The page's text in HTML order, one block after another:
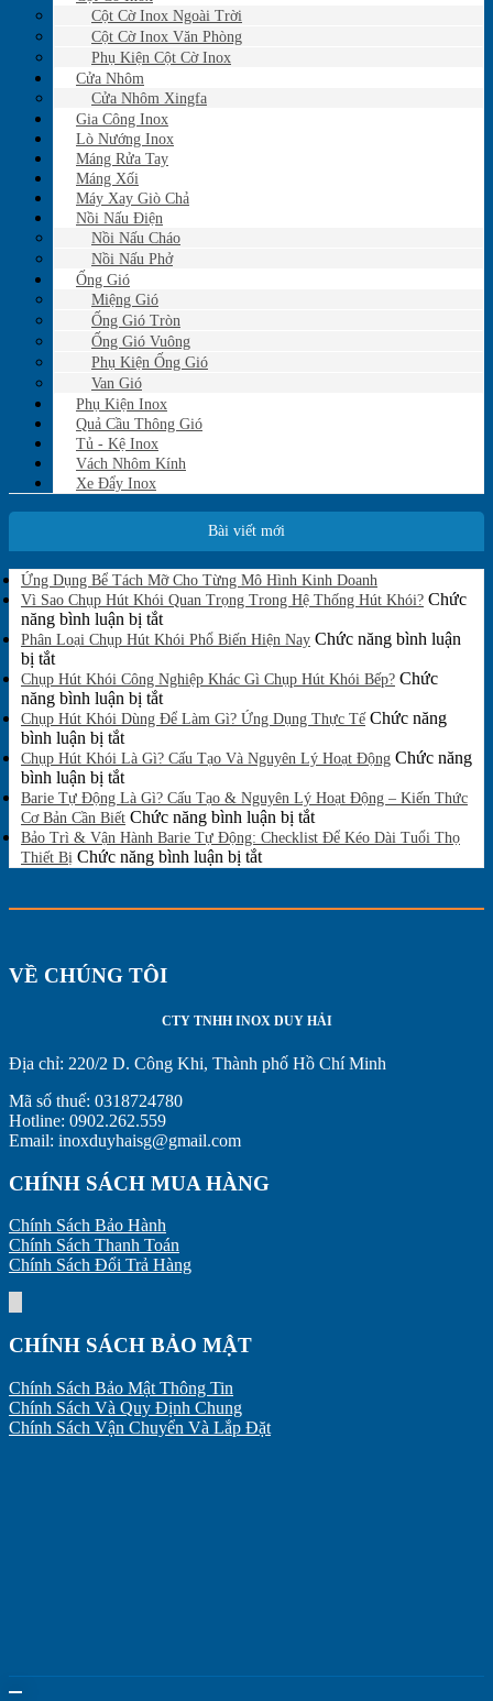
Cột Cờ Inox Ngoài Trời
Cột Cờ Inox Văn Phòng
Phụ Kiện Cột Cờ Inox
Cửa Nhôm
Cửa Nhôm Xingfa
Gia Công Inox
Lò Nướng Inox
Máng Rửa Tay
Máng Xối
Máy Xay Giò Chả
Nồi Nấu Điện
Nồi Nấu Cháo
Nồi Nấu Phở
Ống Gió
Miệng Gió
Ống Gió Tròn
Ống Gió Vuông
Phụ Kiện Ống Gió
Van Gió
Phụ Kiện Inox
Quả Cầu Thông Gió
Tủ - Kệ Inox
Vách Nhôm Kính
Xe Đẩy Inox
Bài viết mới
Ứng Dụng Bể Tách Mỡ Cho Từng Mô Hình Kinh Doanh
có
bình
luận
ở
Dụng
Tách
Cho
Từng
Hình
Doanh
Vì Sao Chụp Hút Khói Quan Trọng Trong Hệ Thống Hút Khói? Chức
năng bình luận bị tắtở
Vì
Chụp
Hút
Khói
Trọng
Hệ
Thống
Hút
Khói?
Phân Loại Chụp Hút Khói Phổ Biến Hiện Nay Chức năng bình luận
bị tắtở
Phân
Loại
Chụp
Hút
Khói
Phổ
Biến
Hiện
Nay
Chụp Hút Khói Công Nghiệp Khác Gì Chụp Hút Khói Bếp? Chức
năng bình luận bị tắtở
Chụp
Khói
Nghiệp
Khác
Gì
Chụp
Bếp?
Chụp Hút Khói Dùng Để Làm Gì? Ứng Dụng Thực Tế Chức năng
bình luận bị tắtở
Chụp
Hút
Khói
Dùng
Để
Làm
Dụng
Chụp Hút Khói Là Gì? Cấu Tạo Và Nguyên Lý Hoạt Động Chức năng
bình luận bị tắtở
Chụp
Hút
Khói
Là
Tạo
Lý
Động
Barie Tự Động Là Gì? Cấu Tạo & Nguyên Lý Hoạt Động – Kiến Thức
Cơ Bản Cần Biết Chức năng bình luận bị tắtở
Barie
Gì?
Lý
Động
–
Bảo Trì & Vận Hành Barie Tự Động: Checklist Để Kéo Dài Tuổi Thọ
Thiết Bị Chức năng bình luận bị tắtở
&
Động:
Để
Kéo
Bị
VỀ CHÚNG TÔI
CTY TNHH INOX DUY HẢI
Địa chỉ: 220/2 D. Công Khi, Thành phố Hồ Chí Minh
Mã số thuế: 0318724780
Hotline: 0902.262.559
Email: inoxduyhaisg@gmail.com
CHÍNH SÁCH MUA HÀNG
Chính Sách Bảo Hành
Chính Sách Thanh Toán
Chính Sách Đổi Trả Hàng
CHÍNH SÁCH BẢO MẬT
Chính Sách Bảo Mật Thông Tin
Chính Sách Và Quy Định Chung
Chính Sách Vận Chuyển Và Lắp Đặt